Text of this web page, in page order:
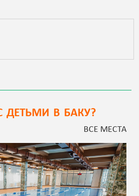
ДЕТЬМИ В БАКУ?
ВСЕ МЕСТА